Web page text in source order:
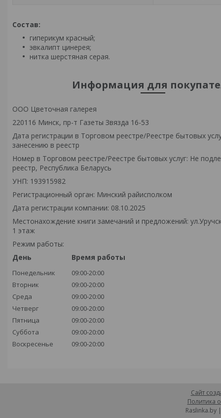
Состав:
гиперикум красный;
эвкалипт цинерея;
нитка шерстяная серая.
Информация для
ООО Цветочная галерея
220116 Минск, пр-т Газеты Звязда 16-53
Дата регистрации в Торговом реестре/Реестре бытовых
занесению в реестр
Номер в Торговом реестре/Реестре бытовых услуг: Не
реестр, Республика Беларусь
УНП: 193915982
Регистрационный орган: Минский райисполком
Дата регистрации компании: 08.10.2025
Местонахождение книги замечаний и предложений:
1 этаж
Режим работы:
День
Время работы
Понедельник
09:00-20:00
Вторник
09:00-20:00
Среда
09:00-20:00
Четверг
09:00-20:00
Пятница
09:00-20:00
Суббота
09:00-20:00
Воскресенье
09:00-20:00
Сайт
Политика
Raslinka.by